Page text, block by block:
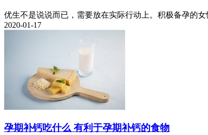
优生不是说说而已，需要放在实际行动上。积极备孕的
2020-01-17
孕期补钙吃什么 有利于孕期补钙的食物